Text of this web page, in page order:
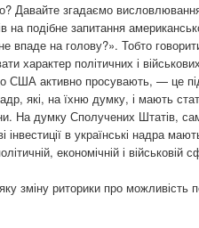
Давайте згадаємо
на подібне запитання
впаде на голову?». Тобто
характер політичних і
США активно просувають, — це
які, на їхню думку, і мають
На думку Сполучених Штатів,
інвестиції в українські надра
економічній і
зміну риторики про можливість